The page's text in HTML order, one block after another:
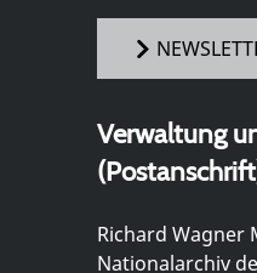
Verwaltung
Richard Wagner
Nationalarchiv